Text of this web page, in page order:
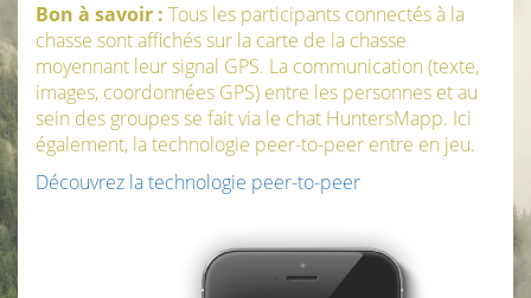
Bon à savoir : Tous les participants connectés à la
chasse sont affichés sur la carte de la chasse
moyennant leur signal GPS. La communication (texte,
images, coordonnées GPS) entre les personnes et au
sein des groupes se fait via le chat HuntersMapp. Ici
également, la technologie peer-to-peer entre en jeu.
Découvrez la technologie peer-to-peer